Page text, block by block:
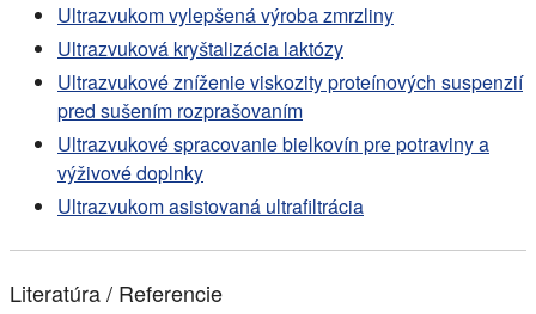
Ultrazvukom vylepšená výroba zmrzliny
Ultrazvuková kryštalizácia laktózy
Ultrazvukové zníženie viskozity proteínových suspenzií
pred sušením rozprašovaním
Ultrazvukové spracovanie bielkovín pre potraviny a
výživové doplnky
Ultrazvukom asistovaná ultrafiltrácia
Literatúra / Referencie